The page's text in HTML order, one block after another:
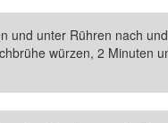
und unter Rühren nach
würzen, 2 Minuten